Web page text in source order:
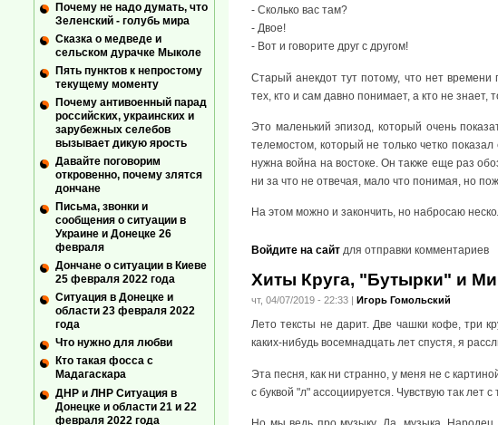
- Сколько вас там?
- Двое!
- Вот и говорите друг с другом!
Старый анекдот тут потому, что нет
тех, кто и сам давно понимает, а кто не знает,
Это маленький эпизод, который очень
телемостом, который не только четко
нужна война на востоке. Он также еще раз
ни за что не отвечая, мало что понимая, но
На этом можно и закончить, но набросаю
Войдите на сайт для отправки комментариев
Хиты Круга, "Бутырки" и
чт, 04/07/2019 - 22:33 | Игорь Гомольский
Лето тексты не дарит. Две чашки кофе, три
каких-нибудь восемнадцать лет спустя, я
Эта песня, как ни странно, у меня не с
с буквой "л" ассоциируется. Чувствую так лет
Почему не надо думать, что
Зеленский - голубь мира
Сказка о медведе и
сельском дурачке Мыколе
Пять пунктов к непростому
текущему моменту
Почему антивоенный парад
российских, украинских и
зарубежных селебов
вызывает дикую ярость
Давайте поговорим
откровенно, почему злятся
дончане
Письма, звонки и
сообщения о ситуации в
Украине и Донецке 26
февраля
Дончане о ситуации в Киеве
25 февраля 2022 года
Ситуация в Донецке и
области 23 февраля 2022
года
Что нужно для любви
Кто такая фосса с
Мадагаскара
ДНР и ЛНР Ситуация в
Донецке и области 21 и 22
февраля 2022 года